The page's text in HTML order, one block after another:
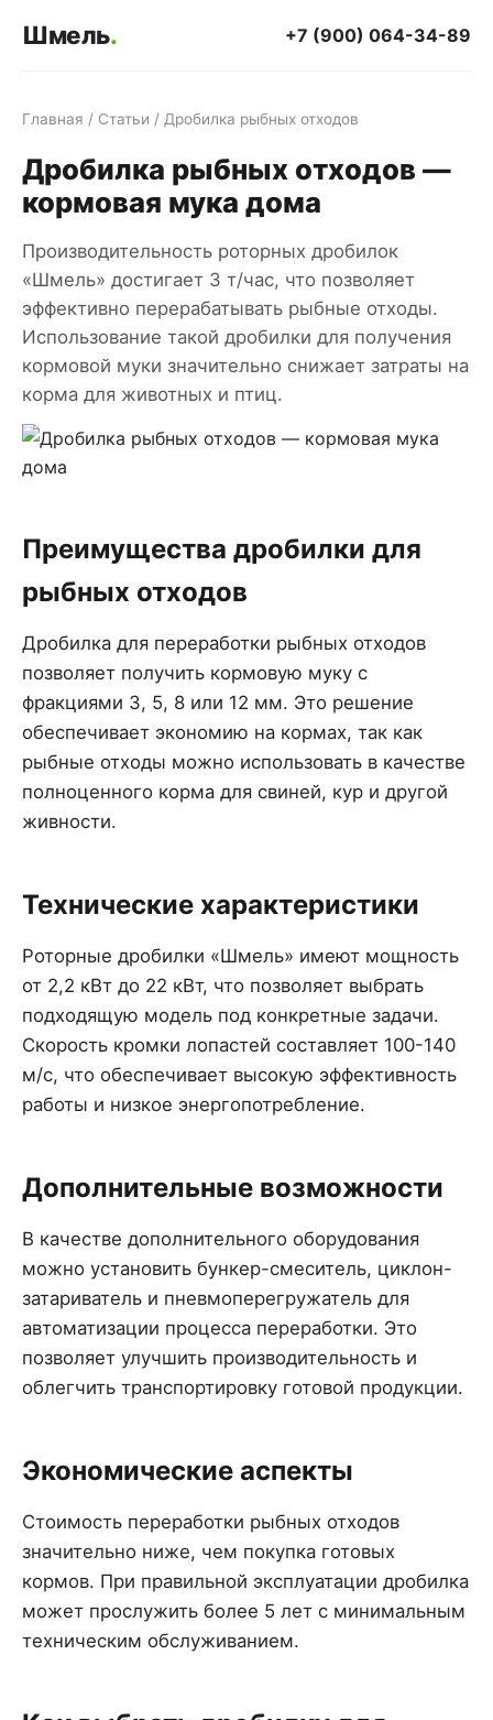
Шмель. +7 (900) 064-34-89
Главная / Статьи / Дробилка рыбных отходов
Дробилка рыбных отходов —
кормовая мука дома
Производительность роторных дробилок
«Шмель» достигает 3 т/час, что позволяет
эффективно перерабатывать рыбные отходы.
Использование такой дробилки для получения
кормовой муки значительно снижает затраты на
корма для животных и птиц.
Преимущества дробилки для
рыбных отходов
Дробилка для переработки рыбных отходов
позволяет получить кормовую муку с
фракциями 3, 5, 8 или 12 мм. Это решение
обеспечивает экономию на кормах, так как
рыбные отходы можно использовать в качестве
полноценного корма для свиней, кур и другой
живности.
Технические характеристики
Роторные дробилки «Шмель» имеют мощность
от 2,2 кВт до 22 кВт, что позволяет выбрать
подходящую модель под конкретные задачи.
Скорость кромки лопастей составляет 100-140
м/с, что обеспечивает высокую эффективность
работы и низкое энергопотребление.
Дополнительные возможности
В качестве дополнительного оборудования
можно установить бункер-смеситель, циклон-
затариватель и пневмоперегружатель для
автоматизации процесса переработки. Это
позволяет улучшить производительность и
облегчить транспортировку готовой продукции.
Экономические аспекты
Стоимость переработки рыбных отходов
значительно ниже, чем покупка готовых
кормов. При правильной эксплуатации дробилка
может прослужить более 5 лет с минимальным
техническим обслуживанием.